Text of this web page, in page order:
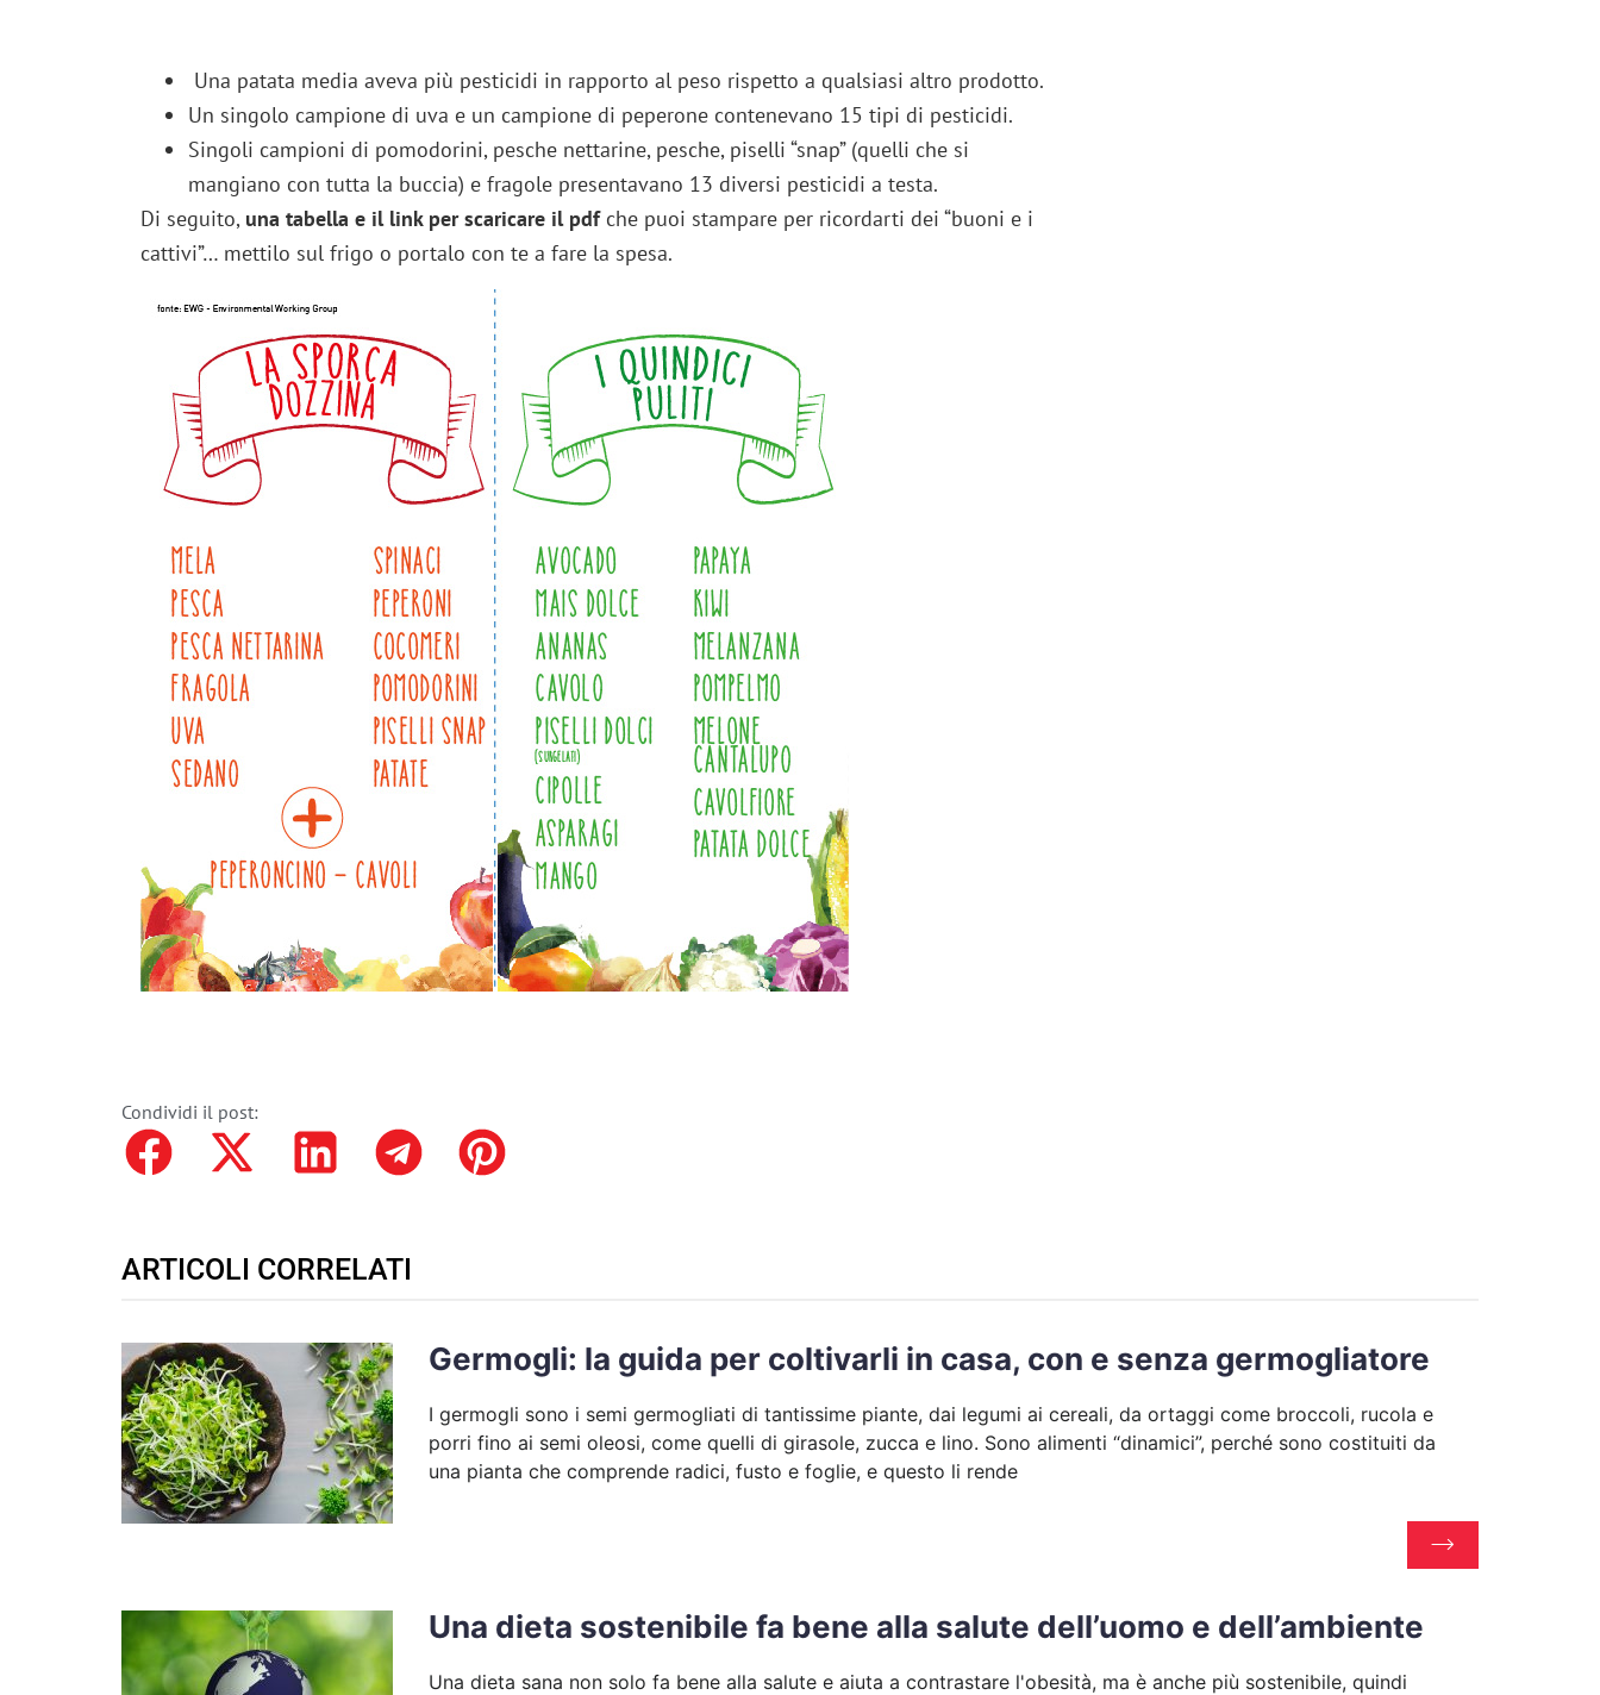
Una patata media aveva più pesticidi in rapporto al peso rispetto a qualsiasi altro prodotto.
Un singolo campione di uva e un campione di peperone contenevano 15 tipi di pesticidi.
Singoli campioni di pomodorini, pesche nettarine, pesche, piselli “snap” (quelli che si
mangiano con tutta la buccia) e fragole presentavano 13 diversi pesticidi a testa.
Di seguito, una tabella e il link per scaricare il pdfche puoi stampare per ricordarti dei “buoni e i
cattivi”… mettilo sul frigo o portalo con te a fare la spesa.
Condividi il post:
ARTICOLI CORRELATI
Germogli: la guida per coltivarli in casa, con e senza germogliatore
I germogli sono i semi germogliati di tantissime piante, dai legumi ai cereali, da ortaggi come broccoli, rucola e
porri fino ai semi oleosi, come quelli di girasole, zucca e lino. Sono alimenti “dinamici”, perché sono costituiti da
una pianta che comprende radici, fusto e foglie, e questo li rende
Una dieta sostenibile fa bene alla salute dell’uomo e dell’ambiente
Una dieta sana non solo fa bene alla salute e aiuta a contrastare l'obesità, ma è anche più sostenibile, quindi